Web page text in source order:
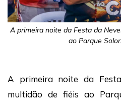
A primeira noite da Festa da
ao Parque
A primeira noite da
multidão de fiéis ao